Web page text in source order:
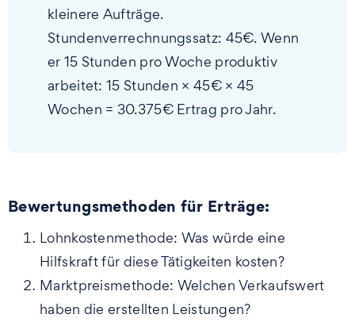
kleinere Aufträge.
Stundenverrechnungssatz: 45€. Wenn
er 15 Stunden pro Woche produktiv
arbeitet: 15 Stunden × 45€ × 45
Wochen = 30.375€ Ertrag pro Jahr.
Bewertungsmethoden für Erträge:
Lohnkostenmethode: Was würde eine
Hilfskraft für diese Tätigkeiten kosten?
Marktpreismethode: Welchen Verkaufswert
haben die erstellten Leistungen?